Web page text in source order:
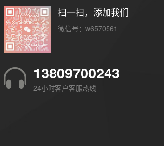
扫一扫，添加我们
微信号：w6570561
13809700243
24小时客户客服热线